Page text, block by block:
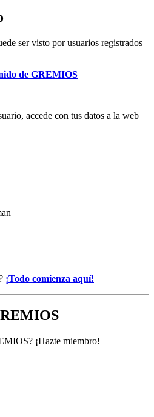
ser visto por usuarios registrados
de GREMIOS
accede con tus datos a la web
¡Todo comienza aquí!
¡Hazte miembro!